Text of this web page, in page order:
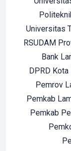
Universitas
RSUDAM
Bank
DPRD Kota
Pemrov
Pemkab
Pemkab